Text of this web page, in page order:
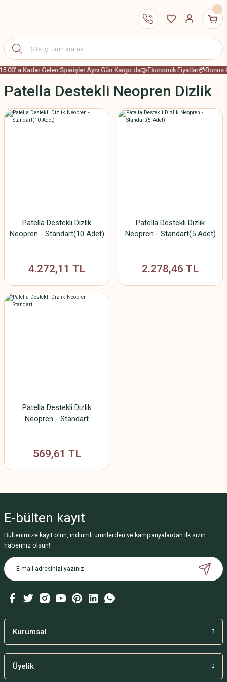
a Kadar Gelen Sparişler Aynı Gün Kargo da🤝Ekonomik Fiyatlar💳Bonus
Patella Destekli Neopren Dizlik
Patella Destekli Dizlik
Neopren - Standart(10 Adet)
4.272,11 TL
Patella Destekli Dizlik
Neopren - Standart(5 Adet)
2.278,46 TL
Patella Destekli Dizlik
Neopren - Standart
569,61 TL
E-bülten kayıt
Bültenimize kayıt olun, indirimli ürünlerden ve kampanyalardan ilk sizin
haberiniz olsun!
Kurumsal
Üyelik